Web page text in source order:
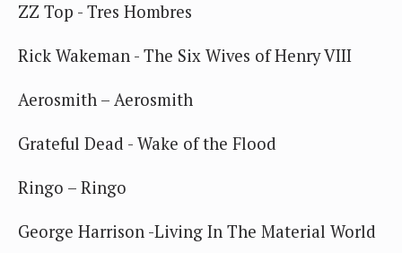
ZZ Top - Tres Hombres
Rick Wakeman - The Six Wives of Henry VIII
Aerosmith – Aerosmith
Grateful Dead - Wake of the Flood
Ringo – Ringo
George Harrison -Living In The Material World